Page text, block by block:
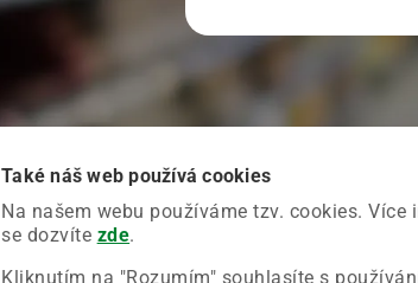
Také náš web používá cookies
Na našem webu používáme tzv. cookies.
se dozvíte zde.
Kliknutím na "Rozumím" souhlasíte s